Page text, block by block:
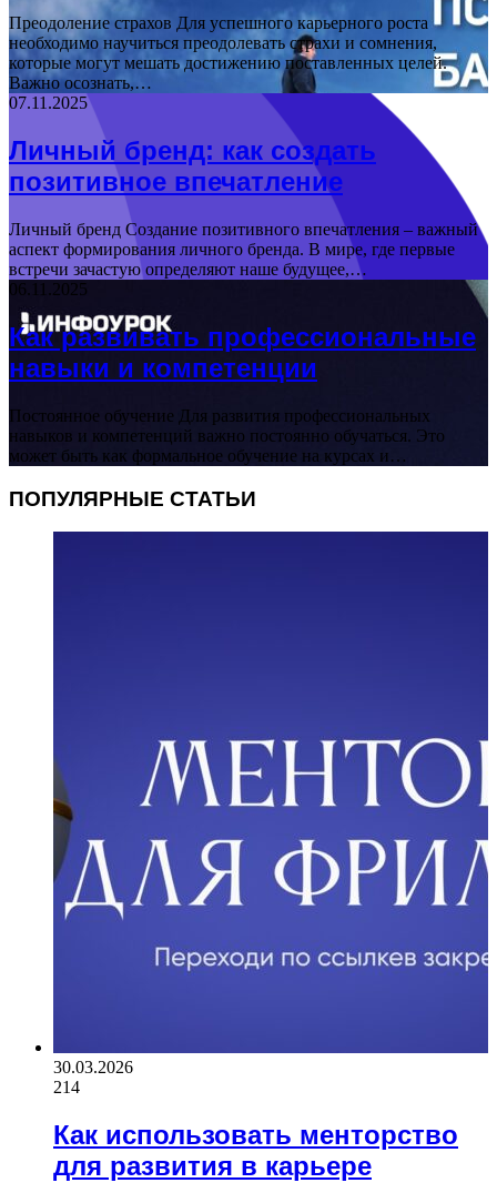
Преодоление страхов Для успешного карьерного роста
необходимо научиться преодолевать страхи и сомнения,
которые могут мешать достижению поставленных целей.
Важно осознать,…
07.11.2025
Личный бренд: как создать
позитивное впечатление
Личный бренд Создание позитивного впечатления – важный
аспект формирования личного бренда. В мире, где первые
встречи зачастую определяют наше будущее,…
06.11.2025
Как развивать профессиональные
навыки и компетенции
Постоянное обучение Для развития профессиональных
навыков и компетенций важно постоянно обучаться. Это
может быть как формальное обучение на курсах и…
ПОПУЛЯРНЫЕ СТАТЬИ
30.03.2026
214
Как использовать менторство
для развития в карьере